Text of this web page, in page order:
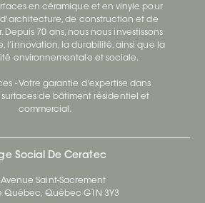
en céramique et en vinyle pour
d'architecture, de construction et de
70 ans, nous nous investissons
l’innovation, la durabilité, ainsi que la
environnementale et sociale.
- Votre garantie d'expertise dans
surfaces de bâtiment résidentiel et
commercial.
Social De Ceratec
Avenue Saint-Sacrement
Québec, Québec G1N 3Y3